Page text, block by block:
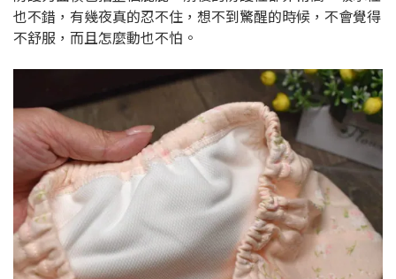
也不錯，有幾夜真的忍不住，想不到驚醒的時候，不會覺得
不舒服，而且怎麼動也不怕。